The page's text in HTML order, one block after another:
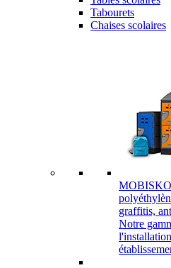
Tabourets
Chaises scolaires
graffitis,
Notre